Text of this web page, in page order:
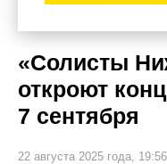
«Солисты
откроют
7 сентября
22 августа 2025 года, 19:56